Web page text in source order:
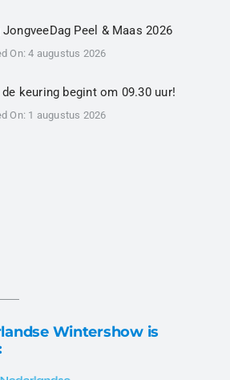
Peel & Maas 2026
On: 4 augustus 2026
keuring begint om 09.30 uur!
On: 1 augustus 2026
Wintershow is